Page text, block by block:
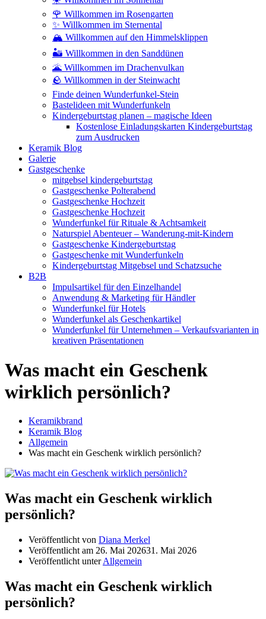
🌹 Willkommen im Rosengarten
✨ Willkommen im Sternental
🏔️ Willkommen auf den Himmelsklippen
🏜️ Willkommen in den Sanddünen
🌋 Willkommen im Drachenvulkan
🪨 Willkommen in der Steinwacht
Finde deinen Wunderfunkel-Stein
Bastelideen mit Wunderfunkeln
Kindergeburtstag planen – magische Ideen
Kostenlose Einladungskarten Kindergeburtstag
zum Ausdrucken
Keramik Blog
Galerie
Gastgeschenke
mitgebsel kindergeburtstag
Gastgeschenke Polterabend
Gastgeschenke Hochzeit
Gastgeschenke Hochzeit
Wunderfunkel für Rituale & Achtsamkeit
Naturspiel Abenteuer – Wanderung-mit-Kindern
Gastgeschenke Kindergeburtstag
Gastgeschenke mit Wunderfunkeln
Kindergeburtstag Mitgebsel und Schatzsuche
B2B
Impulsartikel für den Einzelhandel
Anwendung & Marketing für Händler
Wunderfunkel für Hotels
Wunderfunkel als Geschenkartikel
Wunderfunkel für Unternehmen – Verkaufsvarianten in
kreativen Präsentationen
Was macht ein Geschenk
wirklich persönlich?
Keramikbrand
Keramik Blog
Allgemein
Was macht ein Geschenk wirklich persönlich?
Was macht ein Geschenk wirklich
persönlich?
Veröffentlicht von Diana Merkel
Veröffentlicht am 26. Mai 202631. Mai 2026
Veröffentlicht unterAllgemein
Was macht ein Geschenk wirklich
persönlich?